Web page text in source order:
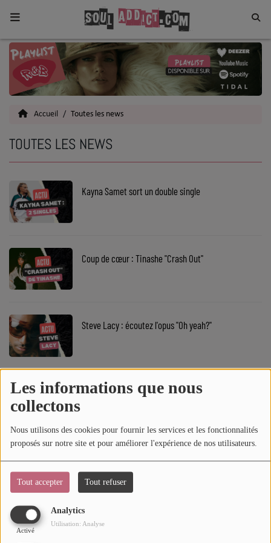
Les informations que nous
collectons
Nous utilisons des cookies pour fournir les services et les fonctionnalités
proposés sur notre site et pour améliorer l'expérience de nos utilisateurs.
Tout accepter Tout refuser
Analytics
Activé
Utilisation: Analyse
Home
Toutes les News
Actu
Interviews
Talents
Top 5
SOUL ADDICT PLAY
Flash News
5 bonnes raisons
Dans la Street
C quoi ton Actu ?
Mic 2 Rue
Première Fois
URBAN CULTURE
Sport
Accueil Toutes les news
TOUTES LES NEWS
Kayna Samet sort un double single
Coup de cœur : Tinashe "Crash Out"
Steve Lacy : écoutez l'opus "Oh yeah?"
La playlist urbaine de l'été 2026 #11
Tory Lanez annonce un opus depuis sa cellule
C Quoi ton Actu ? Yass Sogo